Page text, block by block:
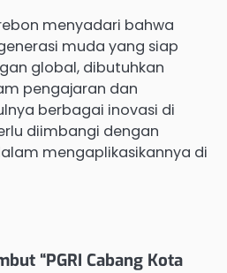
menyadari bahwa
muda yang siap
global, dibutuhkan
pengajaran dan
berbagai inovasi di
diimbangi dengan
mengaplikasikannya di
“PGRI Cabang Kota